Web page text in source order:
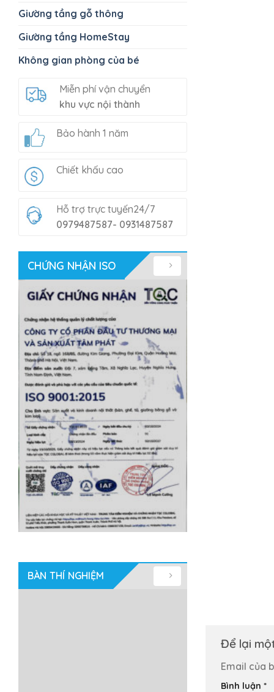
Giường tầng gỗ thông
Giường tầng HomeStay
Không gian phòng của bé
Miễn phí vận chuyển
khu vực nội thành
Bảo hành 1 năm
Chiết khấu cao
Hỗ trợ trực tuyến24/7
0979487587- 0931487587
CHỨNG NHẬN ISO
BÀN THÍ NGHIỆM
Để lại
Email của
Bình luận *